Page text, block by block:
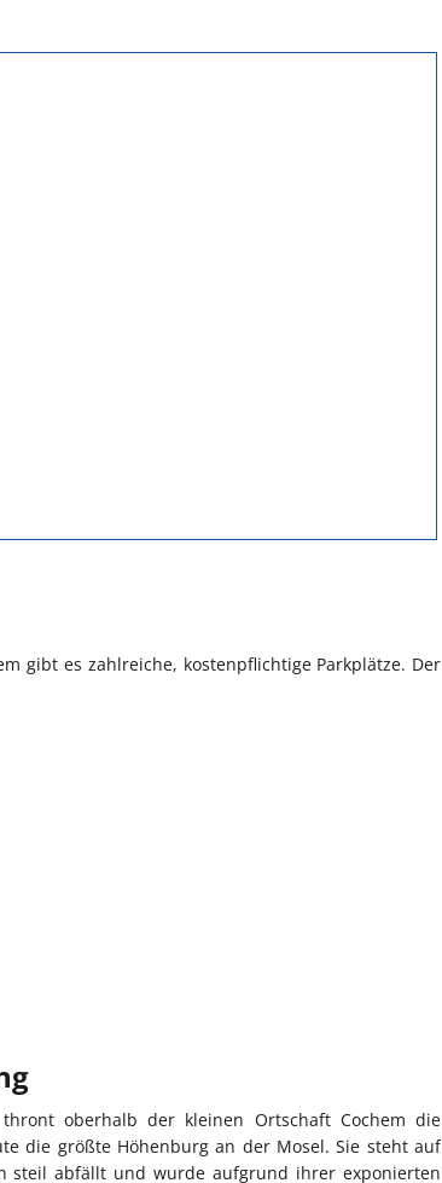
gibt es zahlreiche, kostenpflichtige Parkplätze. Der
oberhalb der kleinen Ortschaft Cochem die
die größte Höhenburg an der Mosel. Sie steht auf
steil abfällt und wurde aufgrund ihrer exponierten